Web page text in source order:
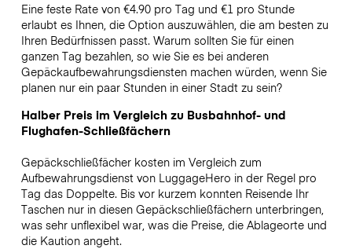
Eine feste Rate von €4.90 pro Tag und €1 pro Stunde
erlaubt es Ihnen, die Option auszuwählen, die am besten zu
Ihren Bedürfnissen passt. Warum sollten Sie für einen
ganzen Tag bezahlen, so wie Sie es bei anderen
Gepäckaufbewahrungsdiensten machen würden, wenn Sie
planen nur ein paar Stunden in einer Stadt zu sein?
Halber Preis im Vergleich zu Busbahnhof- und
Flughafen-Schließfächern
Gepäckschließfächer kosten im Vergleich zum
Aufbewahrungsdienst von LuggageHero in der Regel pro
Tag das Doppelte. Bis vor kurzem konnten Reisende Ihr
Taschen nur in diesen Gepäckschließfächern unterbringen,
was sehr unflexibel war, was die Preise, die Ablageorte und
die Kaution angeht.